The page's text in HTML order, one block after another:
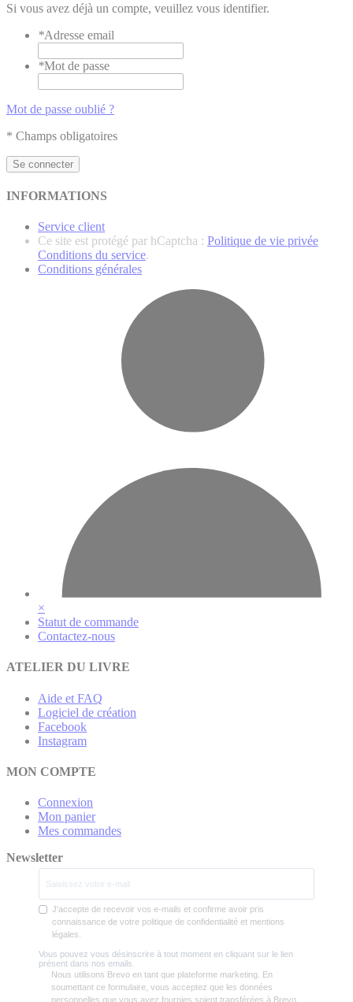
Si vous avez déjà un compte, veuillez vous identifier.
*Adresse email
*Mot de passe
Mot de passe oublié ?
* Champs obligatoires
Se connecter
INFORMATIONS
Service client
Ce site est protégé par hCaptcha : Politique de vie privée
Conditions du service.
Conditions générales
×
Statut de commande
Contactez-nous
ATELIER DU LIVRE
Aide et FAQ
Logiciel de création
Facebook
Instagram
MON COMPTE
Connexion
Mon panier
Mes commandes
Newsletter
J'accepte de recevoir vos e-mails et confirme avoir pris
connaissance de votre politique de confidentialité et mentions
légales.
Vous pouvez vous désinscrire à tout moment en cliquant sur le lien
présent dans nos emails.
Nous utilisons Brevo en tant que plateforme marketing. En
soumettant ce formulaire, vous acceptez que les données
personnelles que vous avez fournies soient transférées à Brevo